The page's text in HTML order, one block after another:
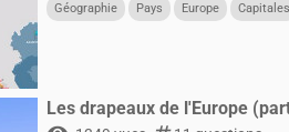
Géographie Pays Europe
Les drapeaux de l'Europe